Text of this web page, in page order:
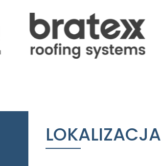
LOKALIZACJA